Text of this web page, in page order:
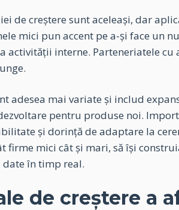
de creștere sunt aceleași, dar
mici pun accent pe a-și face un
activității interne. Parteneriatele
adesea mai variate și includ
pentru produse noi.
și dorință de adaptare la
firme mici cât și mari, să își
în timp real.
de creștere a